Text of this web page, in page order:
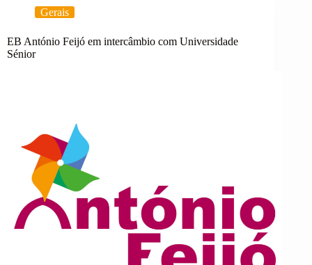
Gerais
EB António Feijó em intercâmbio com Universidade
Sénior